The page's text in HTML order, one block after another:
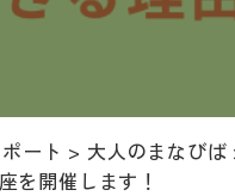
ート > 大人のまなびば
を開催します！